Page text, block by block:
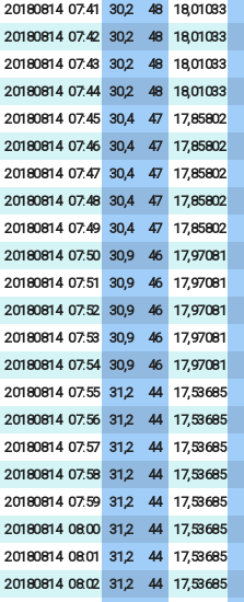
20180814 07:41 30,2 48 18,01033
20180814 07:42 30,2 48 18,01033
20180814 07:43 30,2 48 18,01033
20180814 07:44 30,2 48 18,01033
20180814 07:45 30,4 47 17,85802
20180814 07:46 30,4 47 17,85802
20180814 07:47 30,4 47 17,85802
20180814 07:48 30,4 47 17,85802
20180814 07:49 30,4 47 17,85802
20180814 07:50 30,9 46 17,97081
20180814 07:51 30,9 46 17,97081
20180814 07:52 30,9 46 17,97081
20180814 07:53 30,9 46 17,97081
20180814 07:54 30,9 46 17,97081
20180814 07:55 31,2 44 17,53685
20180814 07:56 31,2 44 17,53685
20180814 07:57 31,2 44 17,53685
20180814 07:58 31,2 44 17,53685
20180814 07:59 31,2 44 17,53685
20180814 08:00 31,2 44 17,53685
20180814 08:01 31,2 44 17,53685
20180814 08:02 31,2 44 17,53685